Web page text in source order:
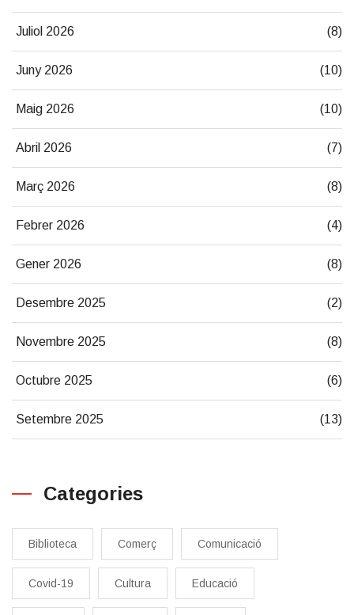
Juliol 2026 (8)
Juny 2026 (10)
Maig 2026 (10)
Abril 2026 (7)
Març 2026 (8)
Febrer 2026 (4)
Gener 2026 (8)
Desembre 2025 (2)
Novembre 2025 (8)
Octubre 2025 (6)
Setembre 2025 (13)
Categories
Biblioteca Comerç Comunicació
Covid-19 Cultura Educació